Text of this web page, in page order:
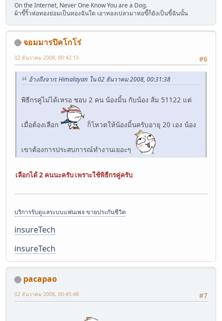
On the Internet, Never One Know You are a Dog.
ผ้าขี้ริ้วห่อทองย่อมเป็นทองฉันใด เอาทองเปลวมาห่อขี้ก็ยังเป็นขี้ฉันนั้น
จอมมารปิคโกโร่
#6
02 ธันวาคม 2008, 00:42:13
อ้างถึงจาก: Himalayan ใน 02 ธันวาคม 2008, 00:31:38
พิธีกรคู่ไม่ได้เหรอ ชอบ 2 คน น้องมิ้น กับน้อง ส้ม 51122 แต่
เมื่อต้องเลือก ก็โหวตให้น้องมิ้นครับอายุ 20 เอง น้อง
เขาต้องการประสบการณ์ทำงานเยอะๆ
เลือกได้ 2 คนนะครับ เพราะใช้พิธีกรคู่ครับ
บริการรับดูแลระบบแฟนเพจ ขายประกันชีวิต
insureTech
insureTech
pacapao
#7
02 ธันวาคม 2008, 00:45:48